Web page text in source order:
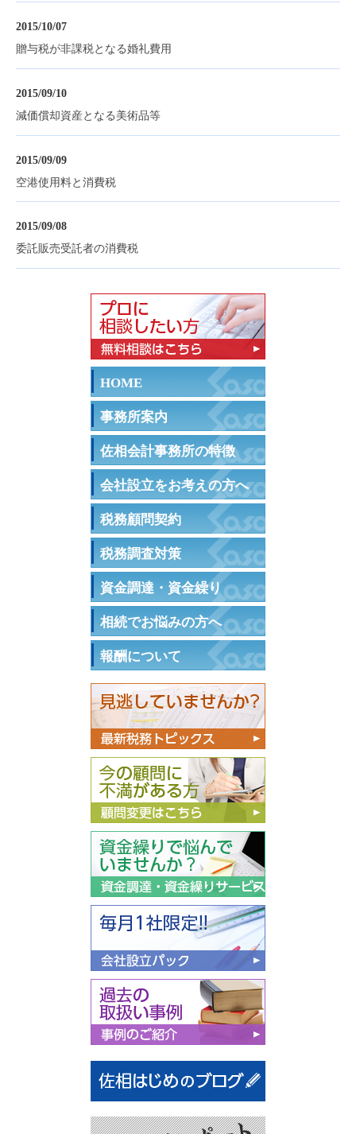
2015/10/07
贈与税が非課税となる婚礼費用
2015/09/10
減価償却資産となる美術品等
2015/09/09
空港使用料と消費税
2015/09/08
委託販売受託者の消費税
HOME
事務所案内
佐相会計事務所の特徴
会社設立をお考えの方へ
税務顧問契約
税務調査対策
資金調達・資金繰り
相続でお悩みの方へ
報酬について